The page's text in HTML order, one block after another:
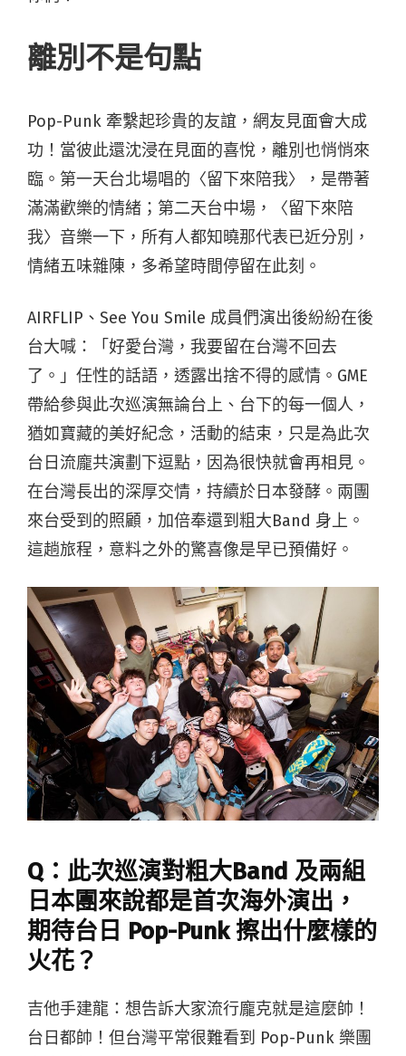
離別不是句點
Pop-Punk 牽繫起珍貴的友誼，網友見面會大成
功！當彼此還沈浸在見面的喜悅，離別也悄悄來
臨。第一天台北場唱的〈留下來陪我〉，是帶著
滿滿歡樂的情緒；第二天台中場，〈留下來陪
我〉音樂一下，所有人都知曉那代表已近分別，
情緒五味雜陳，多希望時間停留在此刻。
AIRFLIP、See You Smile 成員們演出後紛紛在後
台大喊：「好愛台灣，我要留在台灣不回去
了。」任性的話語，透露出捨不得的感情。 GME
帶給參與此次巡演無論台上、台下的每一個人，
猶如寶藏的美好紀念，活動的結束，只是為此次
台日流龐共演劃下逗點，因為很快就會再相見。
在台灣長出的深厚交情，持續於日本發酵。兩團
來台受到的照顧，加倍奉還到粗大Band 身上。
這趟旅程，意料之外的驚喜像是早已預備好。
Q：此次巡演對粗大Band 及兩組
日本團來說都是首次海外演出，
期待台日 Pop-Punk 擦出什麼樣的
火花？
吉他手建龍：想告訴大家流行龐克就是這麼帥！
台日都帥！但台灣平常很難看到 Pop-Punk 樂團